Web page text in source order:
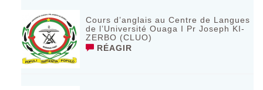
Cours d’anglais au Centre de Langues
de l’Université Ouaga I Pr Joseph KI-
ZERBO (CLUO)
RÉAGIR